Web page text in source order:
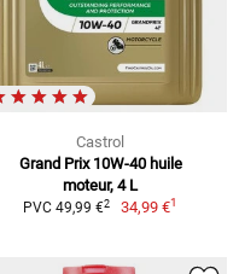
Castrol
Grand Prix 10W-40 huile
moteur, 4 L
PVC 49,99 €2 34,99 €1